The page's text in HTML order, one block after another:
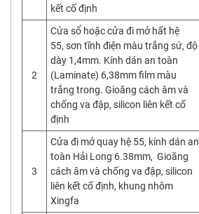
kết cố định
2
Cửa sổ hoặc cửa đi mở hất hệ
55, sơn tĩnh điện màu trắng sứ, độ
dày 1,4mm. Kính dán an toàn
(Laminate) 6,38mm film màu
trắng trong. Gioăng cách âm và
chống va đập, silicon liên kết cố
định
3
Cửa đi mở quay hệ 55, kính dán an
toàn Hải Long 6.38mm, Gioăng
cách âm và chống va đập, silicon
liên kết cố định, khung nhôm
Xingfa